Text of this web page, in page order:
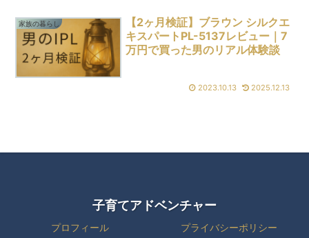
家族の暮らし
【2ヶ月検証】ブラウン シルクエ
キスパートPL-5137レビュー｜7
万円で買った男のリアル体験談
2023.10.13 2025.12.13
子育てアドベンチャー
プロフィール プライバシーポリシー